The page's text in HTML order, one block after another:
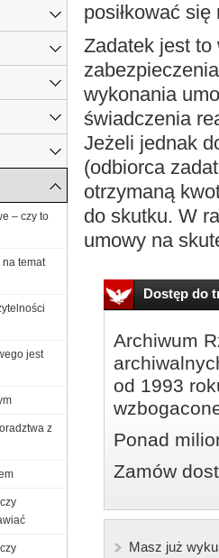
posiłkować
Zadatek jest to
wykonania
świadczenia
Jeżeli jednak
(odbiorca
otrzymaną
do skutku. W
umowy na
Dostęp do
Archiwum
od 1993
Ponad
Zamów
Masz już
– czy to
temat
jest
z